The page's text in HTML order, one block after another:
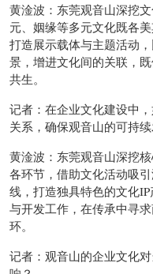
黄淦波：东莞观音山深挖
元、姻缘等多元文化既各
打造展示载体与主题活动
景，增进文化间的关联，
共生。
记者：在企业文化建设中
关系，确保观音山的可持续
黄淦波：东莞观音山深挖
各环节，借助文化活动吸
线，打造独具特色的文化
与开发工作，在传承中寻
环。
记者：观音山的企业文化